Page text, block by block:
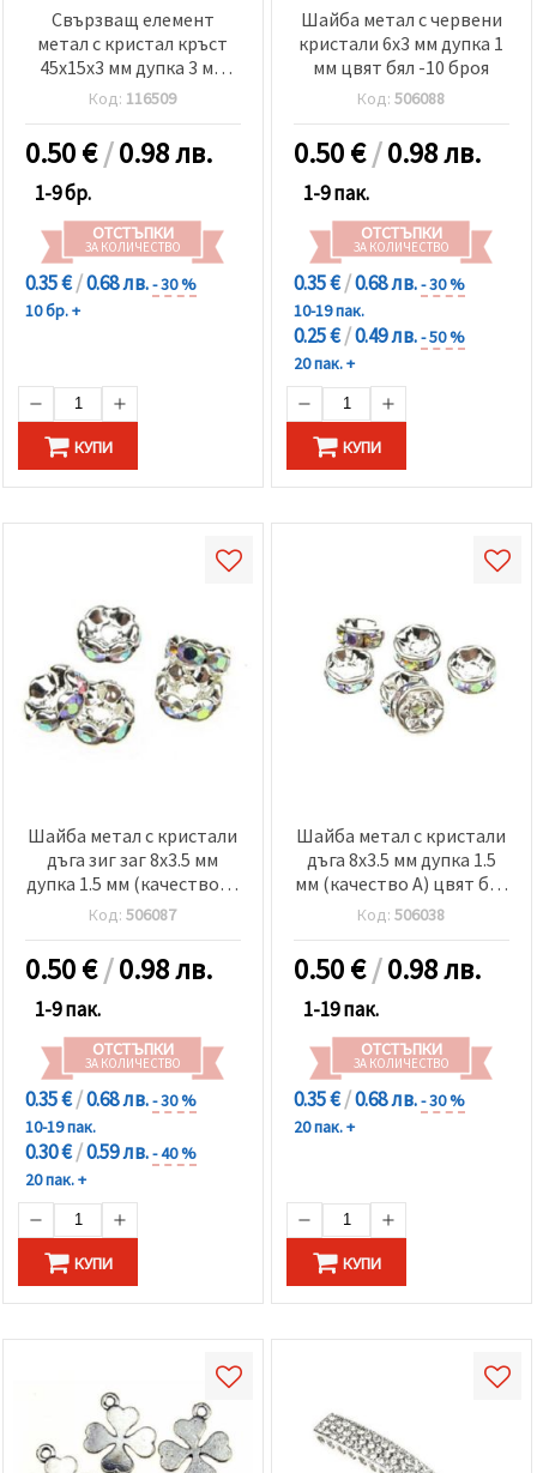
Свързващ елемент
метал с кристал кръст
45x15x3 мм дупка 3 мм
цвят сребро
Код: 116509
0.50€/0.98 лв.
1-9 бр.
ОТСТЪПКИ
ЗА КОЛИЧЕСТВО
0.35 €/0.68 лв.- 30 %
10 бр. +
КУПИ
Шайба метал с червени
кристали 6x3 мм дупка 1
мм цвят бял -10 броя
Код:506088
0.50€/0.98 лв.
1-9 пак.
ОТСТЪПКИ
ЗА КОЛИЧЕСТВО
0.35 €/0.68 лв.- 30 %
10-19 пак.
0.25 €/0.49 лв.- 50 %
20 пак. +
КУПИ
Шайба метал с кристали
дъга зиг заг 8x3.5 мм
дупка 1.5 мм (качество А)
цвят бял -10 броя
Код:506087
0.50€/0.98 лв.
1-9 пак.
ОТСТЪПКИ
ЗА КОЛИЧЕСТВО
0.35 €/0.68 лв.- 30 %
10-19 пак.
0.30 €/0.59 лв.- 40 %
20 пак. +
КУПИ
Шайба метал с кристали
дъга 8x3.5 мм дупка 1.5
мм (качество А) цвят бял
-10 броя
Код:506038
0.50€/0.98 лв.
1-19 пак.
ОТСТЪПКИ
ЗА КОЛИЧЕСТВО
0.35 €/0.68 лв.- 30 %
20 пак. +
КУПИ